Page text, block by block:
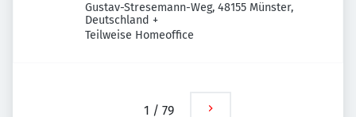
Gustav-Stresemann-Weg, 48155 Münster,
Deutschland +
Teilweise Homeoffice
1 / 79